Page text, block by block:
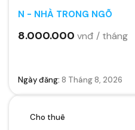
N - NHÀ TRONG NGÕ
8.000.000 vnđ / tháng
Ngày đăng: 8 Tháng 8, 2026
Cho thuê